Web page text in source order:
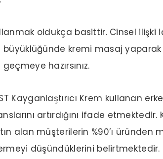
oldukça basittir. Cinsel
kremi masaj yaparak
hazırsınız.
Kayganlaştırıcı Krem kullanan
artırdığını ifade etmektedir.
alan müşterilerin %90’ı üründen
düşündüklerini belirtmektedir.